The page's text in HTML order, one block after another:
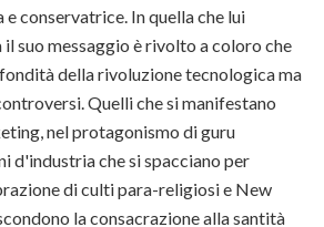
conservatrice. In quella che lui
suo messaggio è rivolto a coloro che
della rivoluzione tecnologica ma
Quelli che si manifestano
nel protagonismo di guru
d'industria che si spacciano per
di culti para-religiosi e New
la consacrazione alla santità